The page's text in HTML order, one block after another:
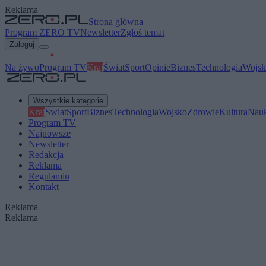
Reklama
Strona główna
Program ZERO TVNewsletterZgłoś temat
Zaloguj
Na żywoProgram TVKrajŚwiatSportOpinieBiznesTechnologia
Wszystkie kategorie
KrajŚwiatSportBiznesTechnologiaWojskoZdrowieKultura
Program TV
Najnowsze
Newsletter
Redakcja
Reklama
Regulamin
Kontakt
Reklama
Reklama